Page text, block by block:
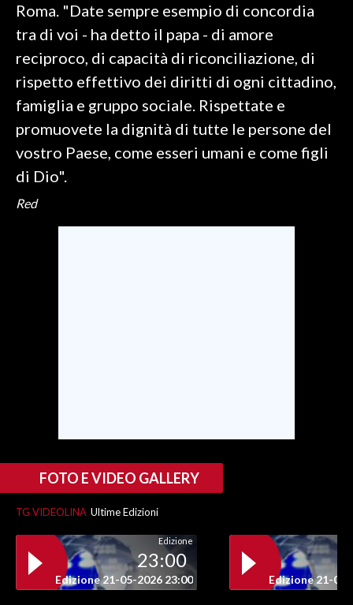
CULTURA
GOSSIP
SARDEGNA TURISMO
SARDI NEL MONDO
NECROLOGI
PUBBLICITÀ
SPIAGGE
Roma. "Date sempre esempio di concordia
tra di voi - ha detto il papa - di amore
reciproco, di capacità di riconciliazione, di
rispetto effettivo dei diritti di ogni cittadino,
famiglia e gruppo sociale. Rispettate e
promuovete la dignità di tutte le persone del
vostro Paese, come esseri umani e come figli
di Dio".
Red
FOTO E VIDEO GALLERY
TG VIDEOLINA Ultime Edizioni
Edizione
23:00
Edizione 21-05-2026 23:00 Edizione 21-05-